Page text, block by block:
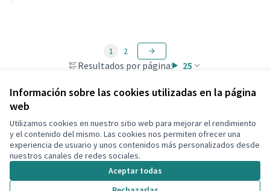
Información sobre las cookies utilizadas en la página
web
Utilizamos cookies en nuestro sitio web para mejorar el rendimiento
y el contenido del mismo. Las cookies nos permiten ofrecer una
experiencia de usuario y unos contenidos más personalizados desde
nuestros canales de redes sociales.
Aceptar todas
Resultados por página: 25
1 2
Términos y condiciones de uso
Configuración de cookies
Decidim Calafell en X
(Enlace externo)
Decidim Calafell en Facebook
Decidim Calafell en YouTube
Decidim Calafell en GitHub
(Enlace externo)